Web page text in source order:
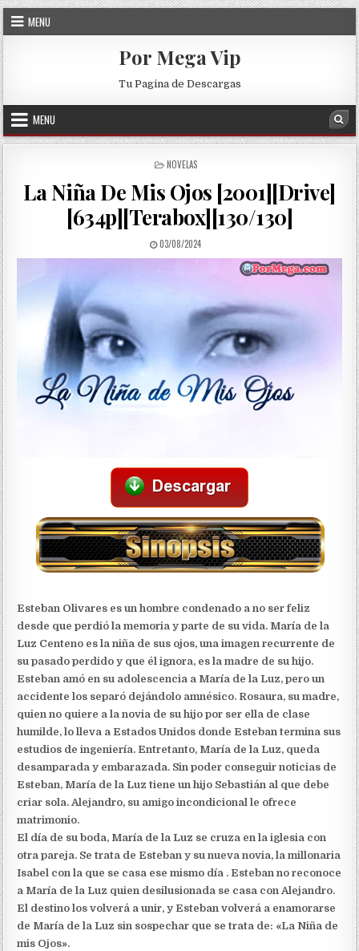
Skip to content
MENU
Por Mega Vip
Tu Pagina de Descargas
MENU
POSTED IN
NOVELAS
La Niña De Mis Ojos [2001][Drive]
[634p][Terabox][130/130]
PUBLISHED DATE:
03/08/2024
Esteban Olivares es un hombre condenado a no ser feliz
desde que perdió la memoria y parte de su vida. María de la
Luz Centeno es la niña de sus ojos, una imagen recurrente de
su pasado perdido y que él ignora, es la madre de su hijo.
Esteban amó en su adolescencia a María de la Luz, pero un
accidente los separó dejándolo amnésico. Rosaura, su madre,
quien no quiere a la novia de su hijo por ser ella de clase
humilde, lo lleva a Estados Unidos donde Esteban termina sus
estudios de ingeniería. Entretanto, María de la Luz, queda
desamparada y embarazada. Sin poder conseguir noticias de
Esteban, María de la Luz tiene un hijo Sebastián al que debe
criar sola. Alejandro, su amigo incondicional le ofrece
matrimonio.
El día de su boda, María de la Luz se cruza en la iglesia con
otra pareja. Se trata de Esteban y su nueva novia, la millonaria
Isabel con la que se casa ese mismo día . Esteban no reconoce
a María de la Luz quien desilusionada se casa con Alejandro.
El destino los volverá a unir, y Esteban volverá a enamorarse
de María de la Luz sin sospechar que se trata de: «La Niña de
mis Ojos».